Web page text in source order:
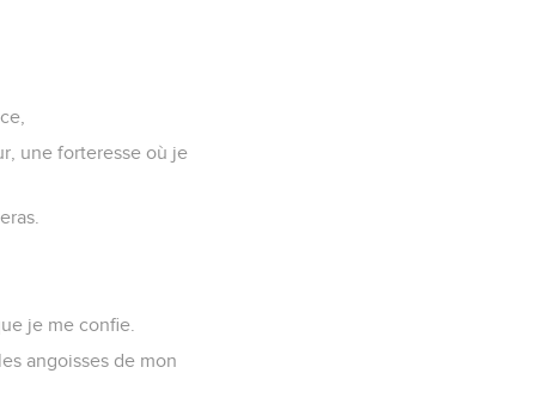
une forteresse où je
je me confie.
angoisses de mon